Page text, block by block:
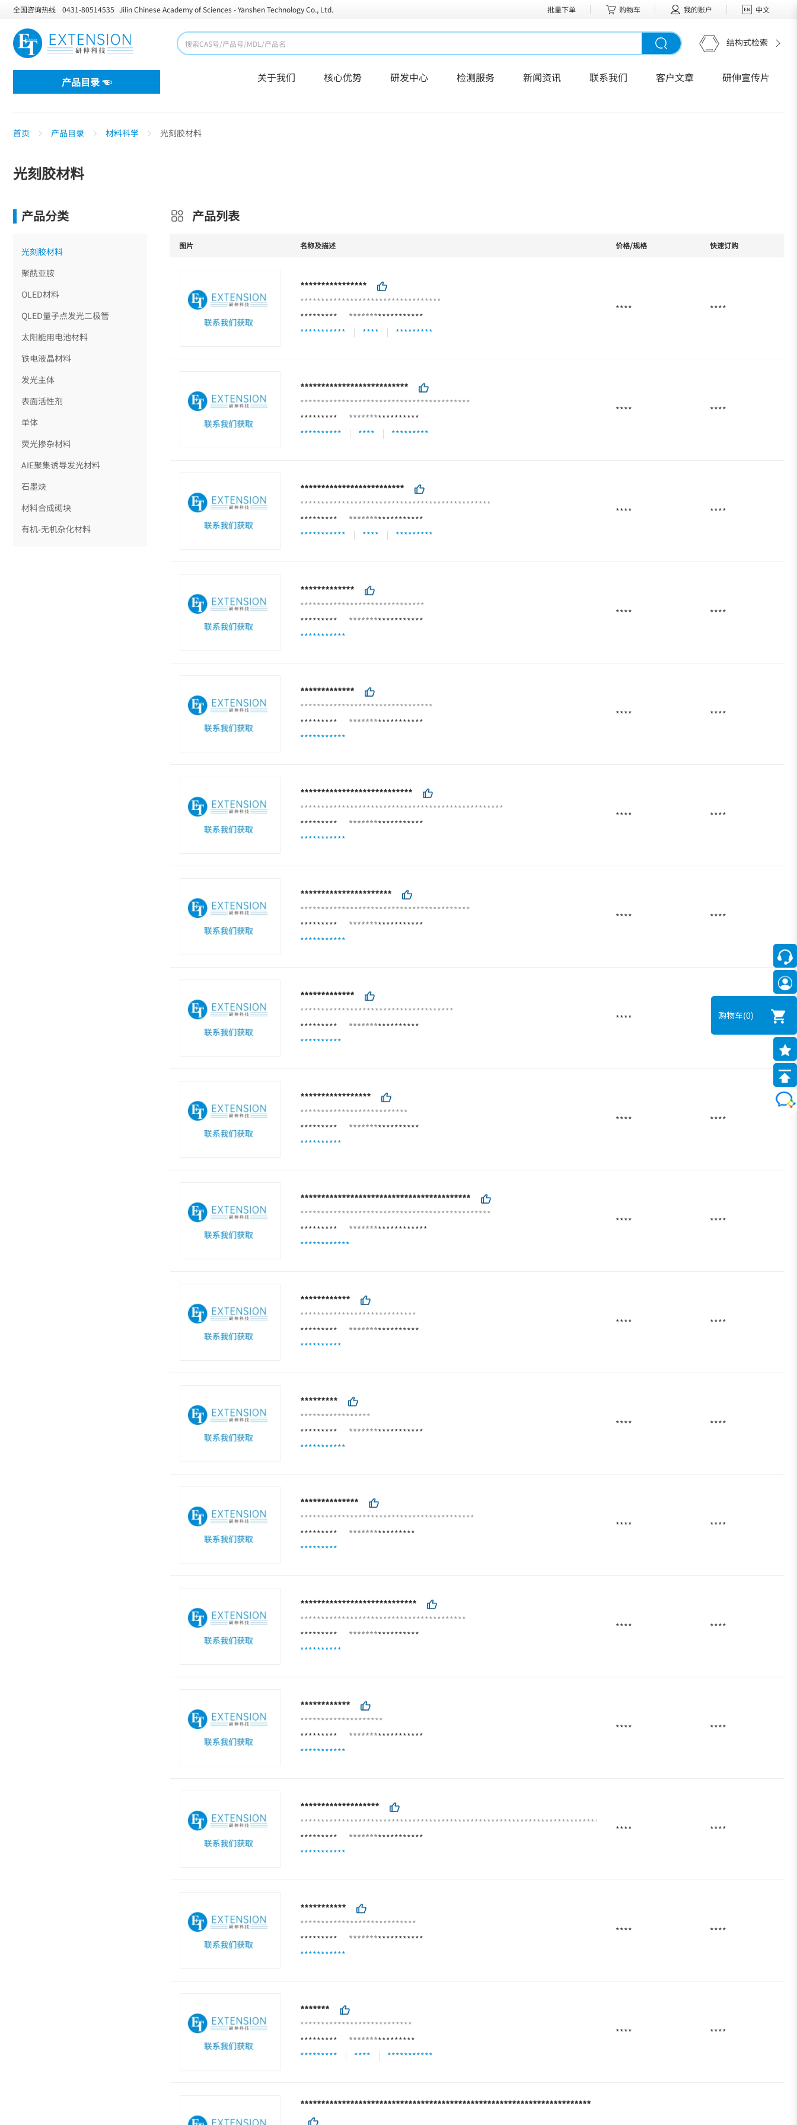
全国咨询热线 0431-80514535 Jilin Chinese Academy of Sciences - Yanshen Technology Co., Ltd. 批量下单 购物车 我的账户 中文
结构式检索
产品目录 ☜ 关于我们 核心优势 研发中心 检测服务 新闻资讯 联系我们 客户文章 研伸宣传片
首页 产品目录 材料科学 光刻胶材料
光刻胶材料
产品分类
光刻胶材料
聚酰亚胺
OLED材料
QLED量子点发光二极管
太阳能用电池材料
铁电液晶材料
发光主体
表面活性剂
单体
荧光掺杂材料
AIE聚集诱导发光材料
石墨炔
材料合成砌块
有机-无机杂化材料
产品列表
图片 名称及描述 价格/规格 快速订购
****************
**********************************
*********
******************
***********
**** *********
**** ****
**************************
*****************************************
*********
*****************
**********
**** *********
**** ****
*************************
**********************************************
*********
******************
***********
**** *********
**** ****
*************
******************************
*********
******************
***********
**** ****
*************
********************************
*********
******************
***********
**** ****
***************************
*************************************************
*********
******************
***********
**** ****
**********************
*****************************************
*********
******************
***********
**** ****
*************
*************************************
*********
*****************
**********
**** ****
*****************
**************************
*********
*****************
**********
**** ****
*****************************************
**********************************************
*********
*******************
************
**** ****
************
****************************
*********
*****************
**********
**** ****
*********
*****************
*********
******************
***********
**** ****
**************
******************************************
*********
****************
*********
**** ****
****************************
****************************************
*********
*****************
**********
**** ****
************
********************
*********
******************
***********
**** ****
*******************
**************************************************************************************
*********
******************
***********
**** ****
***********
****************************
*********
******************
***********
**** ****
*******
***************************
*********
****************
*********
**** ***********
**** ****
**********************************************************************
购物车(0)